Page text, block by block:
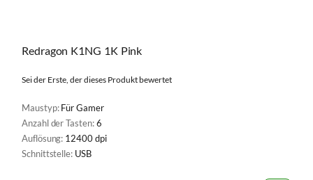
Redragon K1NG 1K Pink
Sei der Erste, der dieses Produkt bewertet
Maustyp:Für Gamer
Anzahl der Tasten:6
Auflösung: 12400 dpi
Schnittstelle: USB